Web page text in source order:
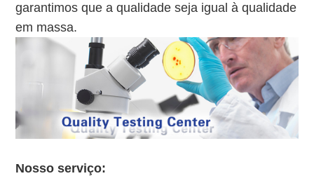
garantimos que a qualidade seja igual à qualidade
em massa.
Nosso serviço: